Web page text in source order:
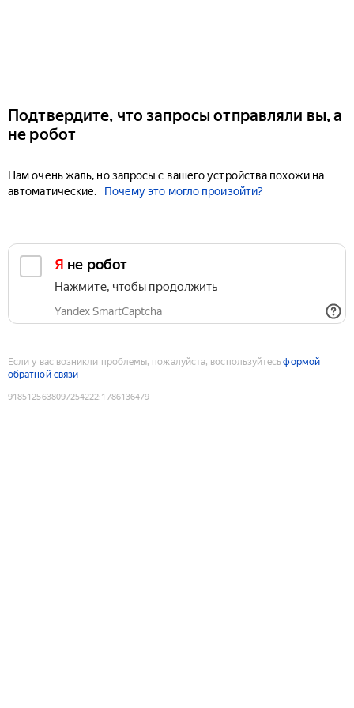
Подтвердите, что запросы отправляли вы, а
не робот
Нам очень жаль, но запросы с вашего устройства похожи на
автоматические.
Почему это могло произойти?
Я не робот
Нажмите, чтобы продолжить
Yandex SmartCaptcha
Если у вас возникли проблемы, пожалуйста, воспользуйтесьформой
обратной связи
9185125638097254222:1786136479